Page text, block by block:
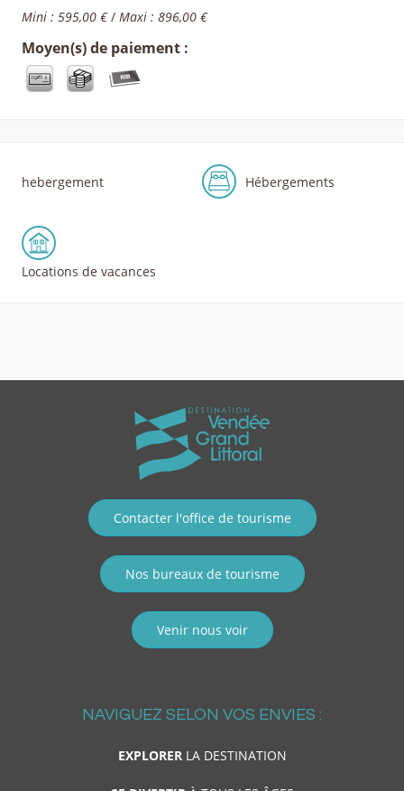
Mini : 595,00 €/ Maxi : 896,00 €
Moyen(s) de paiement :
hebergement Hébergements
Locations de vacances
Contacter l'office de tourisme
Nos bureaux de tourisme
Venir nous voir
NAVIGUEZ SELON VOS ENVIES :
EXPLORERLA DESTINATION